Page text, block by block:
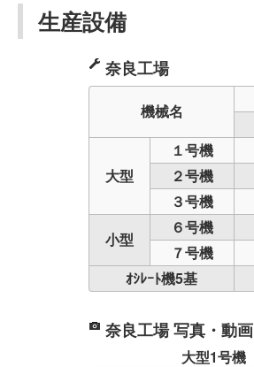
生産設備
奈良工場
機械名
大型
１号機
２号機
３号機
小型
６号機
７号機
ｵｼﾚｰﾄ機5基
奈良工場 写真・動画
大型1号機